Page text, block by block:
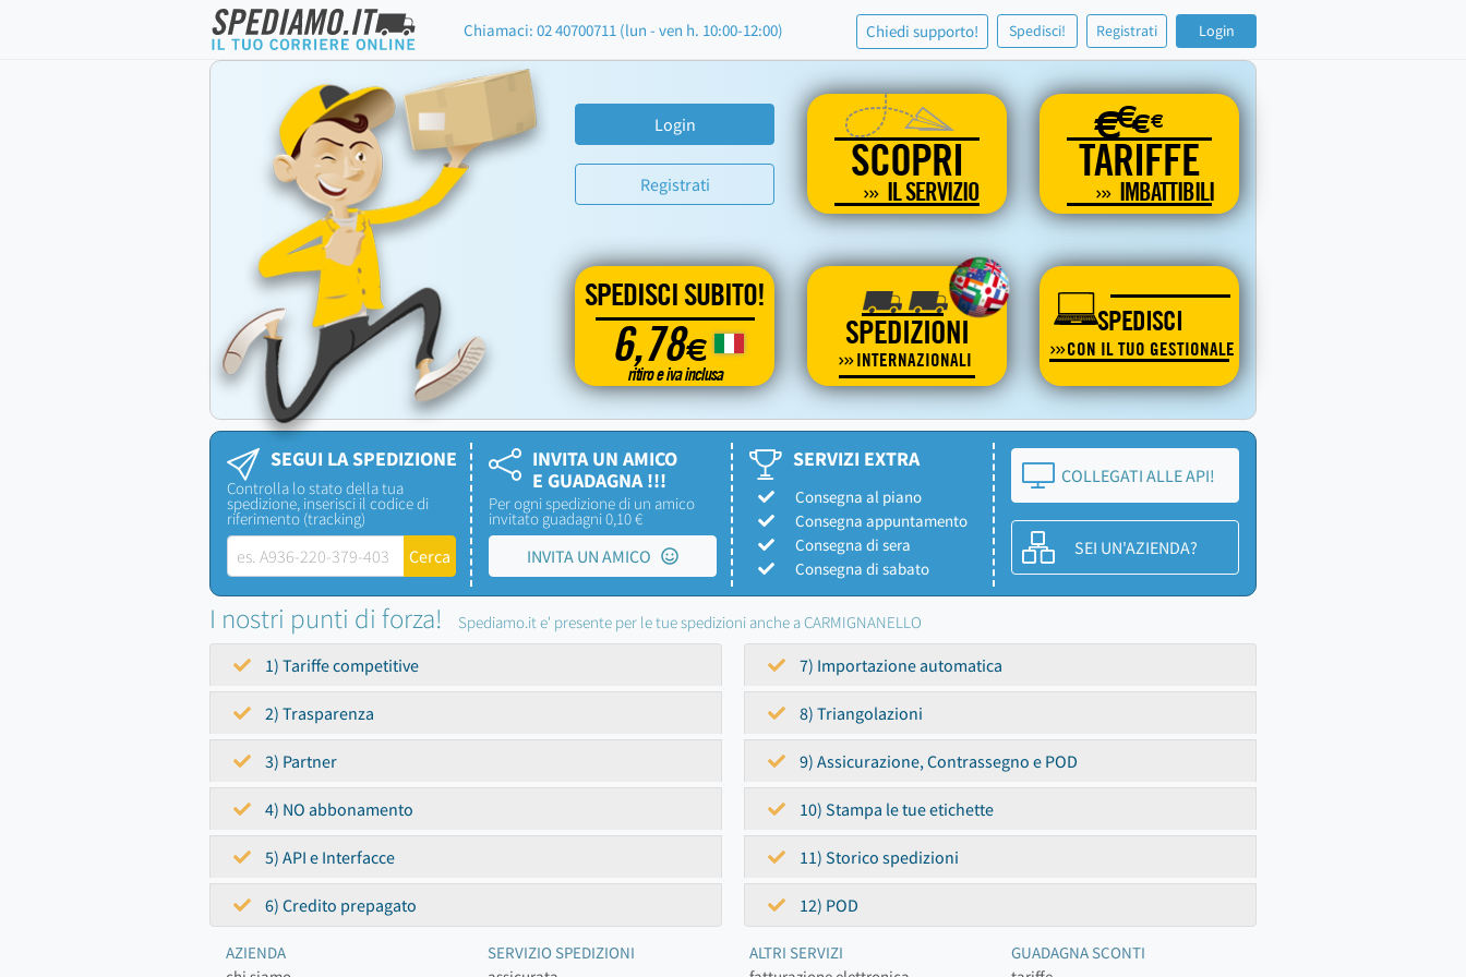
Chiamaci: 02 40700711 (lun - ven h. 10:00-12:00) Chiedi supporto! Spedisci! Registrati Login
Login
Registrati SCOPRI
IL SERVIZIO
€€€€
TARIFFE
IMBATTIBILI
SPEDISCI SUBITO!
6,78€
ritiro e iva inclusa
SPEDIZIONI
INTERNAZIONALI
SPEDISCI
CON IL TUO GESTIONALE
SEGUI LA SPEDIZIONE
Controlla lo stato della tua
spedizione, inserisci il codice di
riferimento (tracking)
INVITA UN AMICO
E GUADAGNA !!!
Per ogni spedizione di un amico
invitato guadagni 0,10 €
INVITA UN AMICO
SERVIZI EXTRA
Consegna al piano
Consegna appuntamento
Consegna di sera
Consegna di sabato
COLLEGATI ALLE API!
SEI UN'AZIENDA?
I nostri punti di forza! Spediamo.it e' presente per le tue spedizioni anche a CARMIGNANELLO
1) Tariffe competitive
2) Trasparenza
3) Partner
4) NO abbonamento
5) API e Interfacce
6) Credito prepagato
7) Importazione automatica
8) Triangolazioni
9) Assicurazione, Contrassegno e POD
10) Stampa le tue etichette
11) Storico spedizioni
12) POD
AZIENDA
SERVIZIO SPEDIZIONI
ALTRI SERVIZI
GUADAGNA SCONTI